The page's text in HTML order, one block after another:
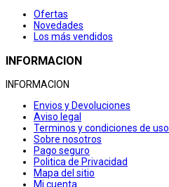
Ofertas
Novedades
Los más vendidos
INFORMACION
INFORMACION
Envios y Devoluciones
Aviso legal
Terminos y condiciones de uso
Sobre nosotros
Pago seguro
Politica de Privacidad
Mapa del sitio
Mi cuenta